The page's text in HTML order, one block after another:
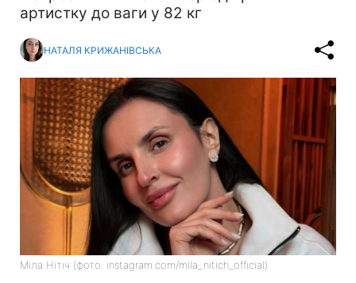
артистку до ваги у 82 кг
НАТАЛЯ КРИЖАНІВСЬКА
Міла Нітіч (фото: instagram.com/mila_nitich_official)